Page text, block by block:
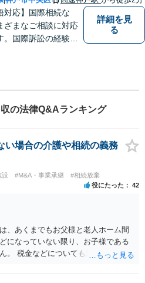
対応】国際相続な
ざまなご相談に対応
。国際訴訟の経験も
詳細を見
る
の法律Q&Aランキング
い場合の介護や相続の義務
設 #M&A・事業承継 #相続放棄
役にたった 42
、あくまでもお父様と老人ホーム間
になっていない限り、お子様である
。 税金などについても滞納している
う連絡が役所から来ますが、できな